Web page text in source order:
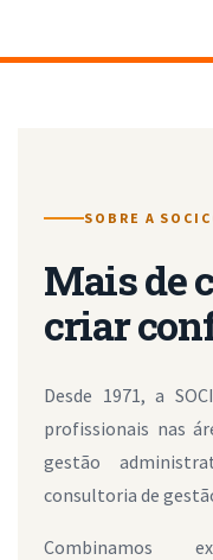
SOBRE A
Mais de
criar
Desde 1971, a
profissionais nas
gestão
consultoria de
Combinamos